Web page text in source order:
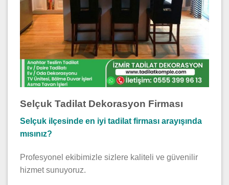
Selçuk Tadilat Dekorasyon Firması
Selçuk ilçesinde en iyi tadilat firması arayışında
mısınız?
Profesyonel ekibimizle sizlere kaliteli ve güvenilir
hizmet sunuyoruz.